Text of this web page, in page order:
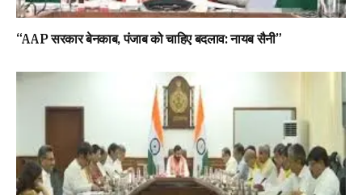
“AAP सरकार बेनकाब, पंजाब को चाहिए बदलाव: नायब सैनी”